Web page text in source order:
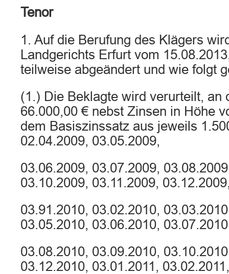
Tenor
1. Auf die Berufung des Klägers
Landgerichts Erfurt vom
teilweise abgeändert und wie folgt
(1.) Die Beklagte wird verurteilt, an
66.000,00 € nebst Zinsen in Höhe
dem Basiszinssatz aus jeweils
02.04.2009, 03.05.2009,
03.06.2009, 03.07.2009,
03.10.2009, 03.11.2009,
03.91.2010, 03.02.2010,
03.05.2010, 03.06.2010,
03.08.2010, 03.09.2010,
03.12.2010, 03.01.2011, 03.02.2011,